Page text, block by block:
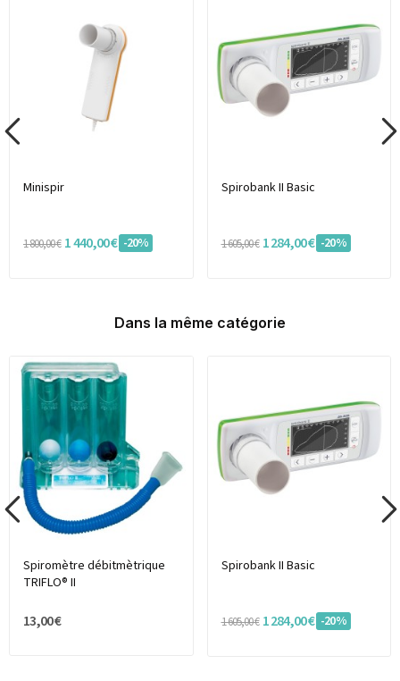
Minispir
1 800,00 € 1 440,00 € -20%
Spirobank II Basic
1 605,00 € 1 284,00 € -20%
Dans la même catégorie
Spiromètre débitmètrique
TRIFLO® II
13,00 €
Spirobank II Basic
1 605,00 € 1 284,00 € -20%